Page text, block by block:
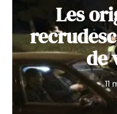
Les
de
11